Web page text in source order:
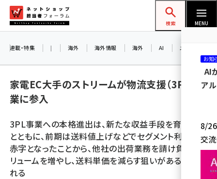
ン
ネットショップ担当者フォーラム
検索 MENU
yahoo (1905)
楽天 (1873)
ecbeing (1210)
連載・特集 | 海外 海外情報 海外 AI メタバース
家電EC大手のストリームが物流支援（3PL）事
業に参入
3PL事業への本格進出は、新たな収益手段を育成する
とともに、前期は送料値上げなどでセグメント利益が
赤字となったことから、他社の出荷業務を請け負ってボ
リュームを増やし、送料単価を減らす狙いがあるとみら
れる
お知
AI
ア
8/26
交